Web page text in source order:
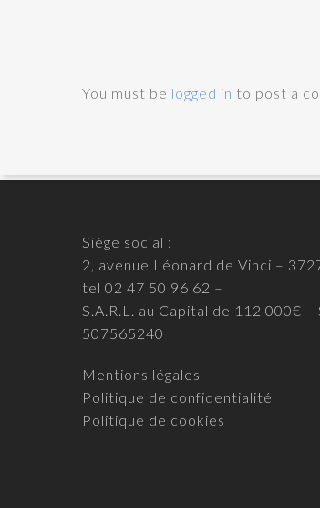
You must be logged in to post a
Siège social :
2, avenue Léonard de Vinci –
tel 02 47 50 96 62 –
S.A.R.L. au Capital de 112 000€
507565240
Mentions légales
Politique de confidentialité
Politique de cookies